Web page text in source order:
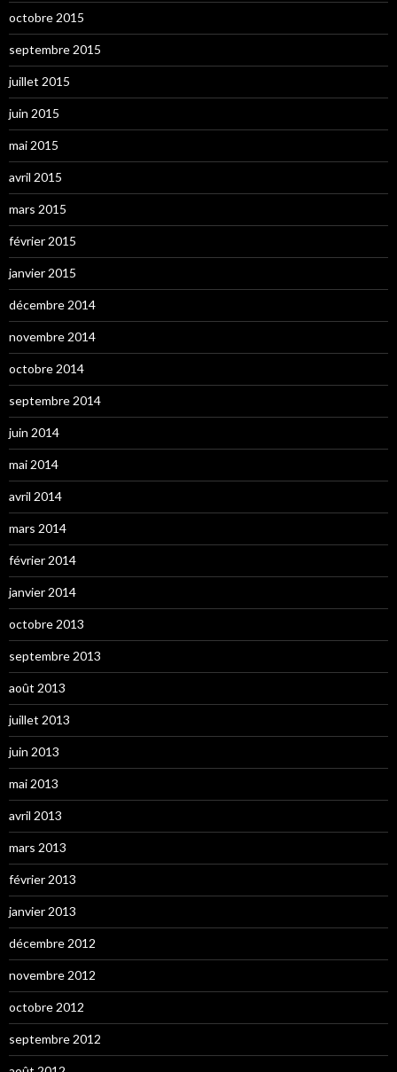
octobre 2015
septembre 2015
juillet 2015
juin 2015
mai 2015
avril 2015
mars 2015
février 2015
janvier 2015
décembre 2014
novembre 2014
octobre 2014
septembre 2014
juin 2014
mai 2014
avril 2014
mars 2014
février 2014
janvier 2014
octobre 2013
septembre 2013
août 2013
juillet 2013
juin 2013
mai 2013
avril 2013
mars 2013
février 2013
janvier 2013
décembre 2012
novembre 2012
octobre 2012
septembre 2012